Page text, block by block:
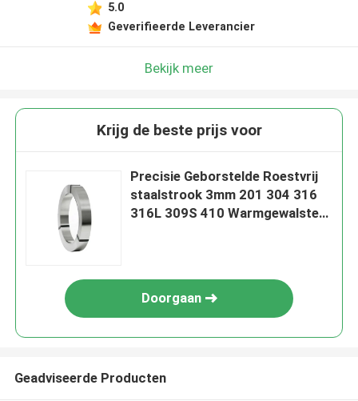
5.0
Geverifieerde Leverancier
Bekijk meer
Krijg de beste prijs voor
Precisie Geborstelde Roestvrij
staalstrook 3mm 201 304 316
316L 309S 410 Warmgewalste
Doorgaan
Geadviseerde Producten